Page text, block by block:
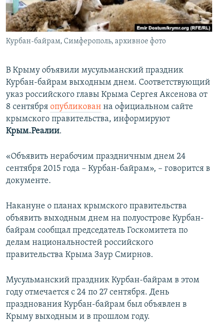
ПОБЕДИТЕЛЕЙ НЕ СУДЯТ?
КРЫМ.НЕПОКОРЕННЫЙ
ELIFBE
ПРИСОЕДИНЯЙТЕСЬ!
Все сайты RFE/RL
Курбан-байрам, Симферополь, архивное фото
В Крыму объявили мусульманский праздник
Курбан-байрам выходным днем. Соответствующий
указ российского главы Крыма Сергея Аксенова от
8 сентября опубликован на официальном сайте
крымского правительства, информируют
Крым.Реалии.
«Объявить нерабочим праздничным днем 24
сентября 2015 года – Курбан-байрам», – говорится в
документе.
Накануне о планах крымского правительства
объявить выходным днем на полуострове Курбан-
байрам сообщал председатель Госкомитета по
делам национальностей российского
правительства Крыма Заур Смирнов.
Мусульманский праздник Курбан-байрам в этом
году отмечается с 24 по 27 сентября. День
празднования Курбан-байрам был объявлен в
Крыму выходным и в прошлом году.